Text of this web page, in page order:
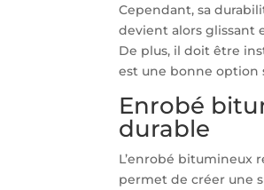
Cependant, sa
devient alors glissant
De plus, il doit être
est une bonne option
Enrobé
durable
L’enrobé bitumineux
permet de créer une